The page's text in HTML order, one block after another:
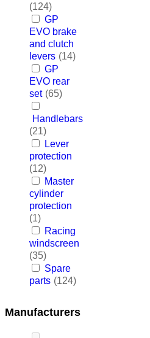
(124)
GP
EVO brake
and clutch
levers (14)
GP
EVO rear
set (65)
Handlebars
(21)
Lever
protection
(12)
Master
cylinder
protection
(1)
Racing
windscreen
(35)
Spare
parts (124)
Manufacturers